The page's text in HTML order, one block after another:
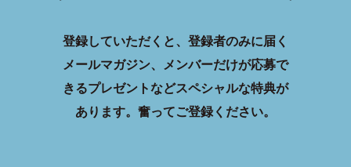
登録していただくと、登録者のみに届く
メールマガジン、メンバーだけが応募で
きるプレゼントなどスペシャルな特典が
あります。 奮ってご登録ください。